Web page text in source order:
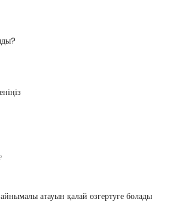
атауын қалай өзгертуге болады